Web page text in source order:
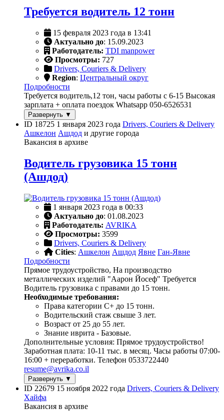
Требуется водитель 12 тонн
15 февраля 2023 года в 13:41
Актуально до: 15.09.2023
Работодатель: TDI manpower
Просмотры: 727
Drivers, Couriers & Delivery
Region: Центральный округ
Подробности
Требуется водитель,12 тон, часы работы с 6-15 Высокая
зарплата + оплата поездок Whatsapp 050-6526531
Развернуть ▼
ID 18725 1 января 2023 года Drivers, Couriers & Delivery
Ашкелон Ашдод и другие города
Вакансия в архиве
Водитель грузовика 15 тонн
(Ашдод)
1 января 2023 года в 00:33
Актуально до: 01.08.2023
Работодатель: AVRIKA
Просмотры: 3599
Drivers, Couriers & Delivery
Cities: Ашкелон Ашдод Явне Ган-Явне
Подробности
Прямое трудоустройство, На производство
металлических изделий "Аарон Йосеф" Требуется
Водитель грузовика с правами до 15 тонн.
Необходимые требования:
Права категории С+ до 15 тонн.
Водительский стаж свыше 3 лет.
Возраст от 25 до 55 лет.
Знание иврита - Базовые.
Дополнительные условия: Прямое трудоустройство!
Заработная плата: 10-11 тыс. в месяц. Часы работы 07:00-
16:00 + переработки. Телефон 0533722440
resume@avrika.co.il
Развернуть ▼
ID 22679 15 ноября 2022 года Drivers, Couriers & Delivery
Хайфа
Вакансия в архиве